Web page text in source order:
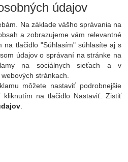
Prihlásiť
údajov
Na základe vášho správania na
a zobrazujeme vám relevantné
na tlačidlo "Súhlasím" súhlasíte aj s
údajov o správaní na stránke na
na sociálnych sieťach a v
stránkach.
môžete nastaviť podrobnejšie
na tlačidlo Nastaviť. Zistiť